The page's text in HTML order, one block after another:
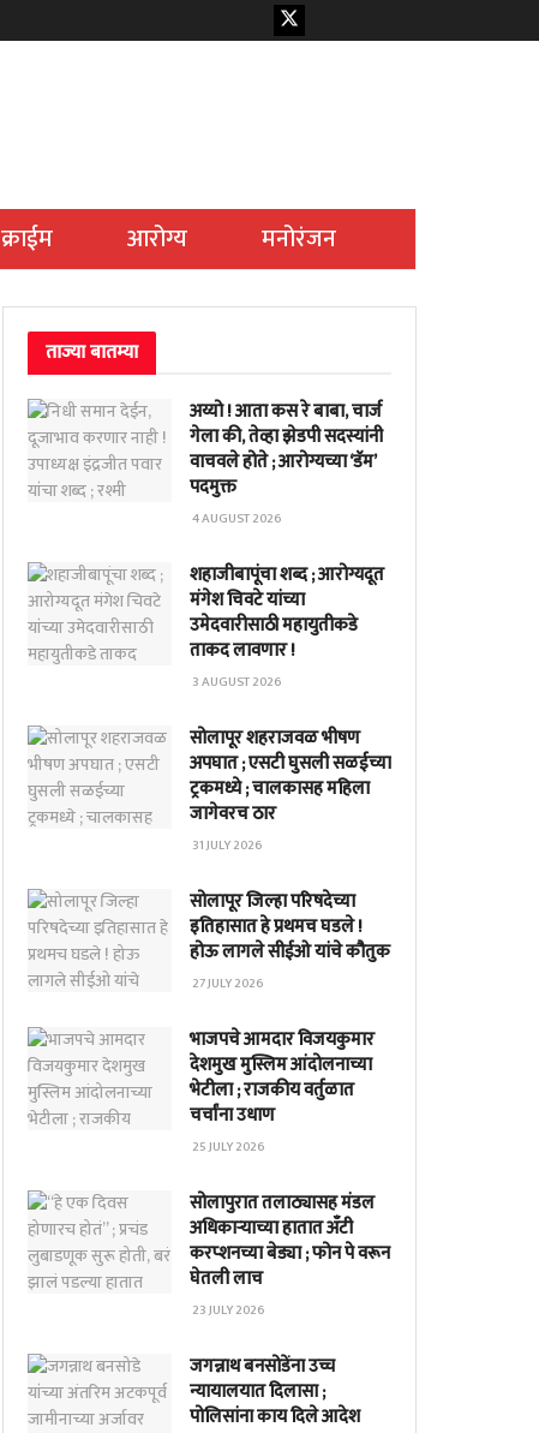
क्राईम आरोग्य मनोरंजन
ताज्या बातम्या
अय्यो ! आता कस रे बाबा, चार्ज
गेला की, तेव्हा झेडपी सदस्यांनी
वाचवले होते ; आरोग्यच्या ‘डॅम’
पदमुक्त
4 AUGUST 2026
शहाजीबापूंचा शब्द ; आरोग्यदूत
मंगेश चिवटे यांच्या
उमेदवारीसाठी महायुतीकडे
ताकद लावणार !
3 AUGUST 2026
सोलापूर शहराजवळ भीषण
अपघात ; एसटी घुसली सळईच्या
ट्रकमध्ये ; चालकासह महिला
जागेवरच ठार
31 JULY 2026
सोलापूर जिल्हा परिषदेच्या
इतिहासात हे प्रथमच घडले !
होऊ लागले सीईओ यांचे कौतुक
27 JULY 2026
भाजपचे आमदार विजयकुमार
देशमुख मुस्लिम आंदोलनाच्या
भेटीला ; राजकीय वर्तुळात
चर्चांना उधाण
25 JULY 2026
सोलापुरात तलाठ्यासह मंडल
अधिकाऱ्याच्या हातात अँटी
करप्शनच्या बेड्या ; फोन पे वरून
घेतली लाच
23 JULY 2026
जगन्नाथ बनसोडेंना उच्च
न्यायालयात दिलासा ;
पोलिसांना काय दिले आदेश